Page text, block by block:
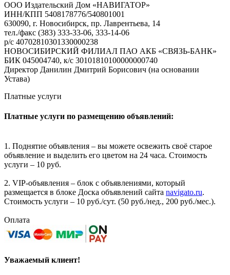
ООО Издательский Дом «НАВИГАТОР»
ИНН/КПП 5408178776/540801001
630090, г. Новосибирск, пр. Лаврентьева, 14
тел./факс (383) 333-33-06, 333-14-06
р/с 40702810301330000238
НОВОСИБИРСКИЙ ФИЛИАЛ ПАО АКБ «СВЯЗЬ-БАНК»
БИК 045004740, к/с 30101810100000000740
Директор Данилин Дмитрий Борисович (на основании
Устава)
Платные услуги
Платные услуги по размещению объявлений:
1. Поднятие объявления – вы можете освежить своё старое
объявление и выделить его цветом на 24 часа. Стоимость
услуги – 10 руб.
2. VIP-объявления – блок с объявлениями, который
размещается в блоке Доска объявлений сайта navigato.ru.
Стоимость услуги – 10 руб./сут. (50 руб./нед., 200 руб./мес.).
Оплата
Уважаемый клиент!